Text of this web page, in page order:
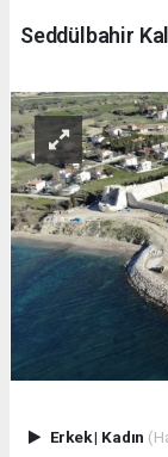
Seddülbahir
Erkek| Kadın